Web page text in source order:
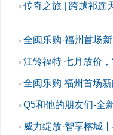
▪ 传奇之旅 | 跨越祁连
▪ 全闽乐购·福州首场
▪ 江铃福特 七月放价，
▪ 全闽乐购 福州首场
▪ Q5和他的朋友们-全
▪ 威力绽放·智享榕城